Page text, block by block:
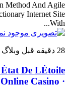
Method And Agile
Internet Site
With...
28 دقیقه قبل وبلاگ
De LÉtoile
Casino ·